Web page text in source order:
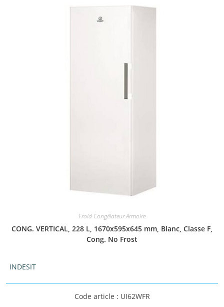
Froid Congélateur Armoire
CONG. VERTICAL, 228 L, 1670x595x645 mm, Blanc, Classe F,
Cong. No Frost
INDESIT
Code article : UI62WFR